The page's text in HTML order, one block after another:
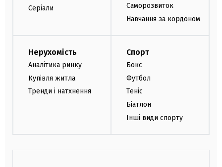
Серіали
Саморозвиток
Навчання за кордоном
Нерухомість
Аналітика ринку
Купівля житла
Тренди і натхнення
Спорт
Бокс
Футбол
Теніс
Біатлон
Інші види спорту